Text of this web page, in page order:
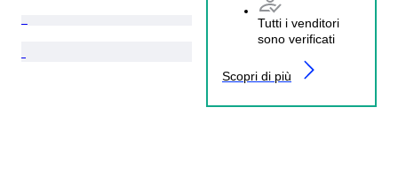
Tutti i venditori
sono verificati
Scopri di più